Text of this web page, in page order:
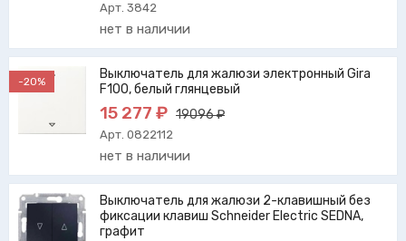
Арт. 3842
нет в наличии
-20%
Выключатель для жалюзи электронный Gira
F100, белый глянцевый
15 277 ₽ 19096 ₽
Арт. 0822112
нет в наличии
Выключатель для жалюзи 2-клавишный без
фиксации клавиш Schneider Electric SEDNA,
графит